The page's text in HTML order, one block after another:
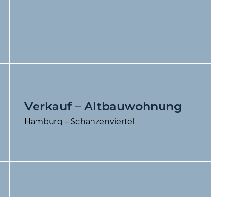
Verkauf – Altbau­wohnung
Hamburg – Schanzenviertel